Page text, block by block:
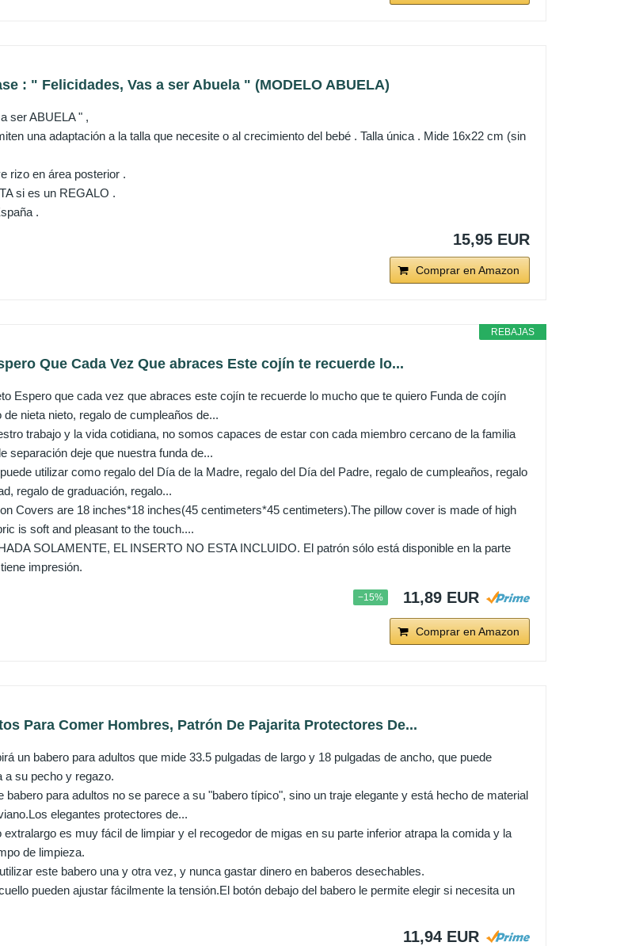
: " Felicidades, Vas a ser Abuela " (MODELO ABUELA)
ser ABUELA " ,
una adaptación a la talla que necesite o al crecimiento del bebé . Talla única . Mide 16x22 cm (sin
rizo en área posterior .
si es un REGALO .
.
15,95 EUR
Comprar en Amazon
REBAJAS
Que Cada Vez Que abraces Este cojín te recuerde lo...
Espero que cada vez que abraces este cojín te recuerde lo mucho que te quiero Funda de cojín
nieta nieto, regalo de cumpleaños de...
trabajo y la vida cotidiana, no somos capaces de estar con cada miembro cercano de la familia
separación deje que nuestra funda de...
utilizar como regalo del Día de la Madre, regalo del Día del Padre, regalo de cumpleaños, regalo
regalo de graduación, regalo...
Covers are 18 inches*18 inches(45 centimeters*45 centimeters).The pillow cover is made of high
is soft and pleasant to the touch....
SOLAMENTE, EL INSERTO NO ESTA INCLUIDO. El patrón sólo está disponible en la parte
impresión.
−15% 11,89 EUR
Comprar en Amazon
Para Comer Hombres, Patrón De Pajarita Protectores De...
un babero para adultos que mide 33.5 pulgadas de largo y 18 pulgadas de ancho, que puede
a su pecho y regazo.
babero para adultos no se parece a su "babero típico", sino un traje elegante y está hecho de material
elegantes protectores de...
extralargo es muy fácil de limpiar y el recogedor de migas en su parte inferior atrapa la comida y la
de limpieza.
este babero una y otra vez, y nunca gastar dinero en baberos desechables.
pueden ajustar fácilmente la tensión.El botón debajo del babero le permite elegir si necesita un
11,94 EUR